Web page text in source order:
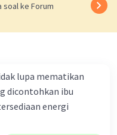
soal ke Forum
lupa mematikan
dicontohkan ibu
energi